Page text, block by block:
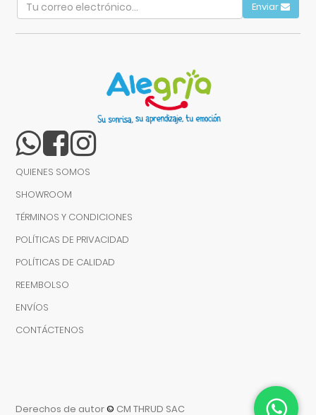
Enviar
QUIENES SOMOS
SHOWROOM
TÉRMINOS Y CONDICIONES
POLÍTICAS DE PRIVACIDAD
POLÍTICAS DE CALIDAD
REEMBOLSO
ENVÍOS
CONTÁCTENOS
Derechos de autor© CM THRUD SAC